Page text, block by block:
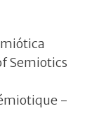
Semiotics
-